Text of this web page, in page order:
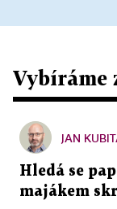
Vybíráme
JAN
Hledá se
majákem